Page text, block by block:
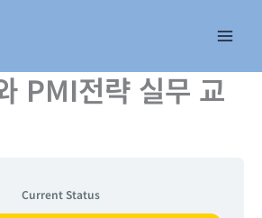
PMI전략 실무 교
Current Status